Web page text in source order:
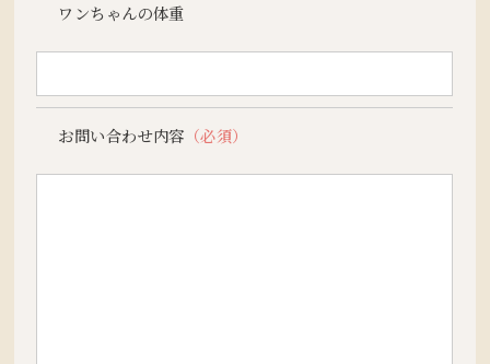
ワンちゃんの体重
お問い合わせ内容 （必須）